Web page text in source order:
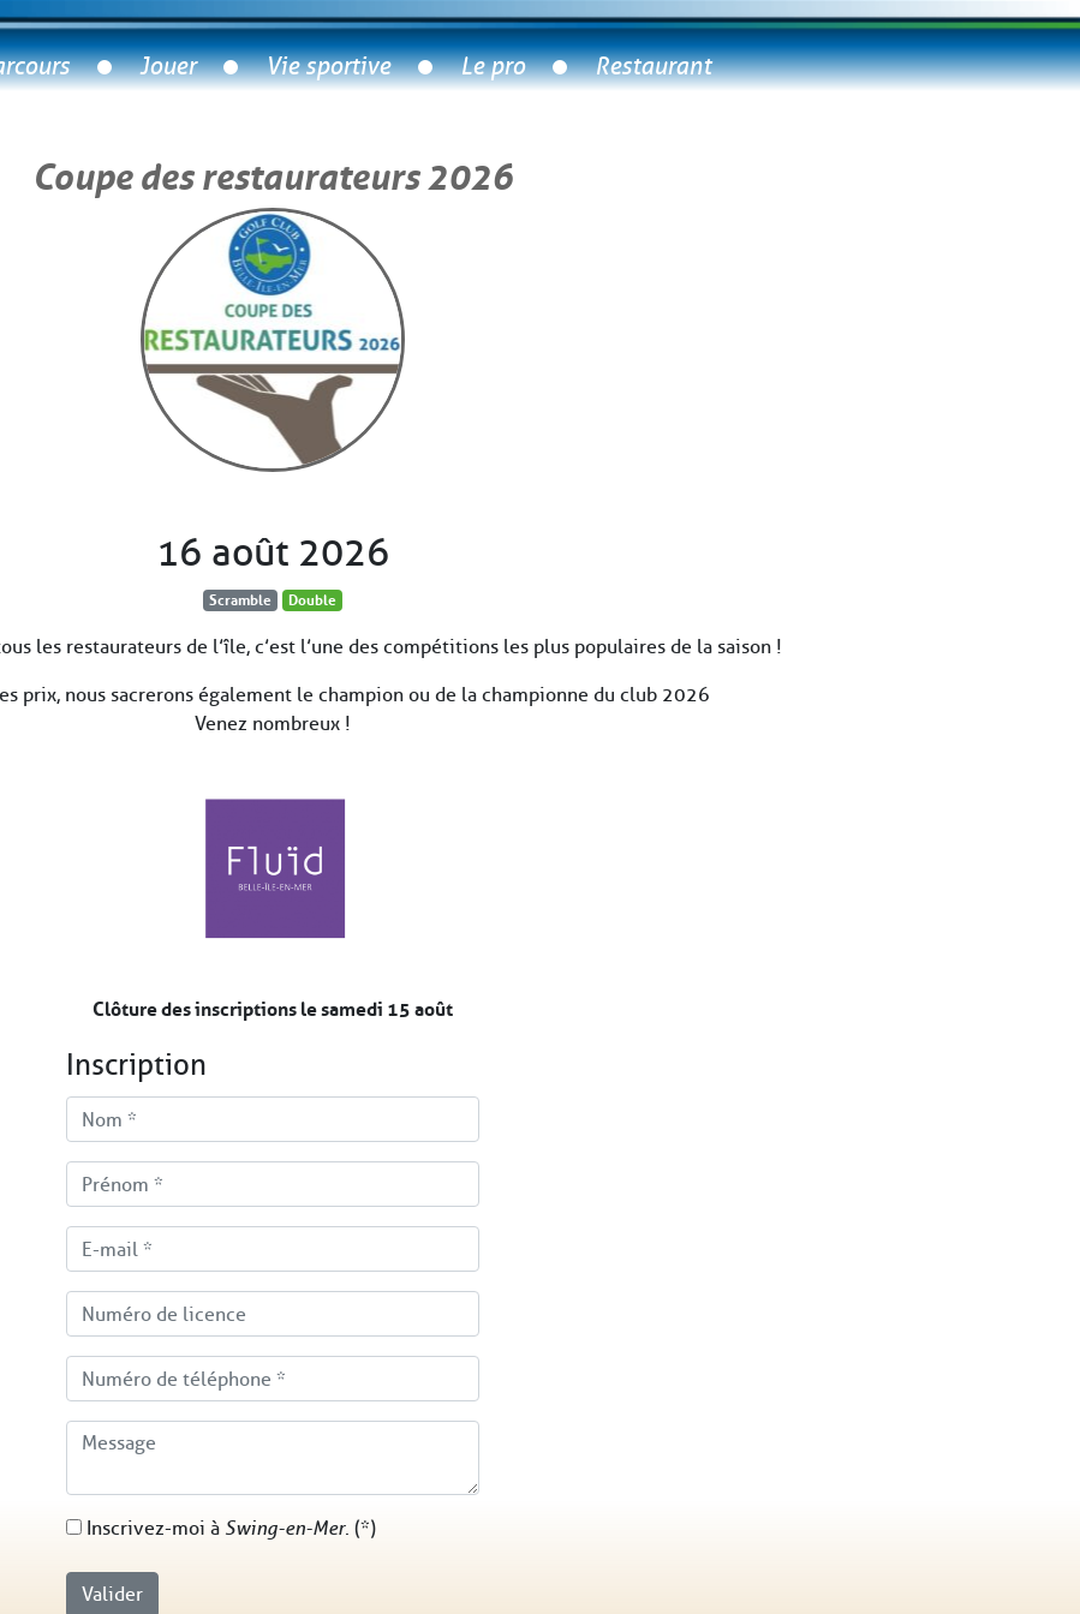
Jouer Vie sportive Le pro Restaurant
Coupe des restaurateurs 2026
16 août 2026
Scramble Double
les restaurateurs de l’île, c’est l’une des compétitions les plus populaires de la saison !
prix, nous sacrerons également le champion ou de la championne du club 2026
Venez nombreux !
Clôture des inscriptions le samedi 15 août
Inscription
Nom
Prénom
E-mail *
Numéro de licence
Numéro de téléphone
Message
Inscrivez-moi à Swing-en-Mer. (*)
Valider